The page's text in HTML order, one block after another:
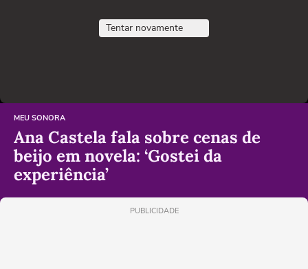
Tentar novamente
MEU SONORA
Ana Castela fala sobre cenas de
beijo em novela: ‘Gostei da
experiência’
PUBLICIDADE